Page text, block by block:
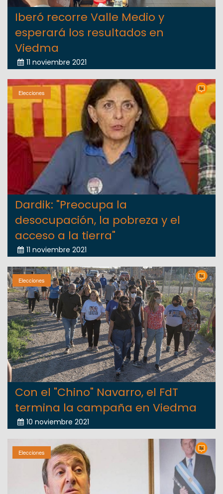
Iberó recorre Valle Medio y
esperará los resultados en
Viedma
11 noviembre 2021
Elecciones
Dardik: "Preocupa la
desocupación, la pobreza y el
acceso a la tierra"
11 noviembre 2021
Elecciones
Con el "Chino" Navarro, el FdT
termina la campaña en Viedma
10 noviembre 2021
Elecciones